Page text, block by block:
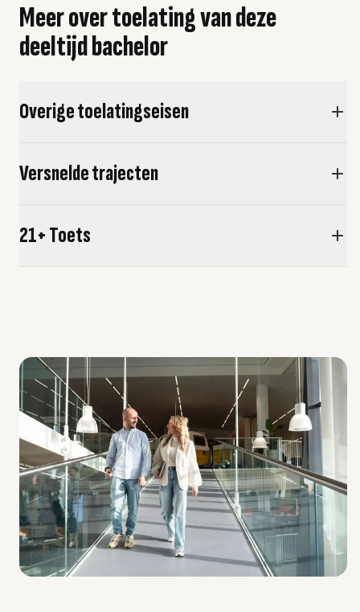
Meer over toelating van deze
deeltijd bachelor
Overige toelatingseisen
Versnelde trajecten
21+ Toets